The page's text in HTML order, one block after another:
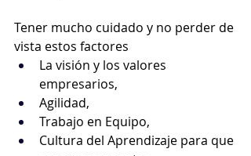
Tener mucho cuidado y no perder de
vista estos factores
La visión y los valores
empresarios,
Agilidad,
Trabajo en Equipo,
Cultura del Aprendizaje para que